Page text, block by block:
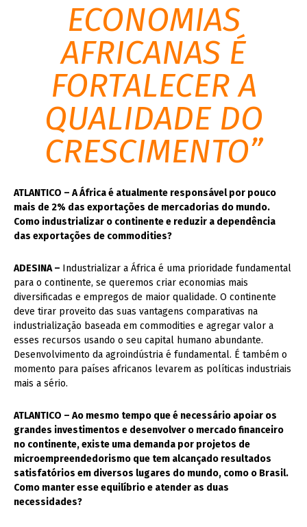
ECONOMIAS
AFRICANAS É
FORTALECER A
QUALIDADE DO
CRESCIMENTO”
ATLANTICO – A África é atualmente responsável por pouco
mais de 2% das exportações de mercadorias do mundo.
Como industrializar o continente e reduzir a dependência
das exportações de commodities?
ADESINA – Industrializar a África é uma prioridade fundamental
para o continente, se queremos criar economias mais
diversificadas e empregos de maior qualidade. O continente
deve tirar proveito das suas vantagens comparativas na
industrialização baseada em commodities e agregar valor a
esses recursos usando o seu capital humano abundante.
Desenvolvimento da agroindústria é fundamental. É também o
momento para países africanos levarem as políticas industriais
mais a sério.
ATLANTICO – Ao mesmo tempo que é necessário apoiar os
grandes investimentos e desenvolver o mercado financeiro
no continente, existe uma demanda por projetos de
microempreendedorismo que tem alcançado resultados
satisfatórios em diversos lugares do mundo, como o Brasil.
Como manter esse equilíbrio e atender as duas
necessidades?